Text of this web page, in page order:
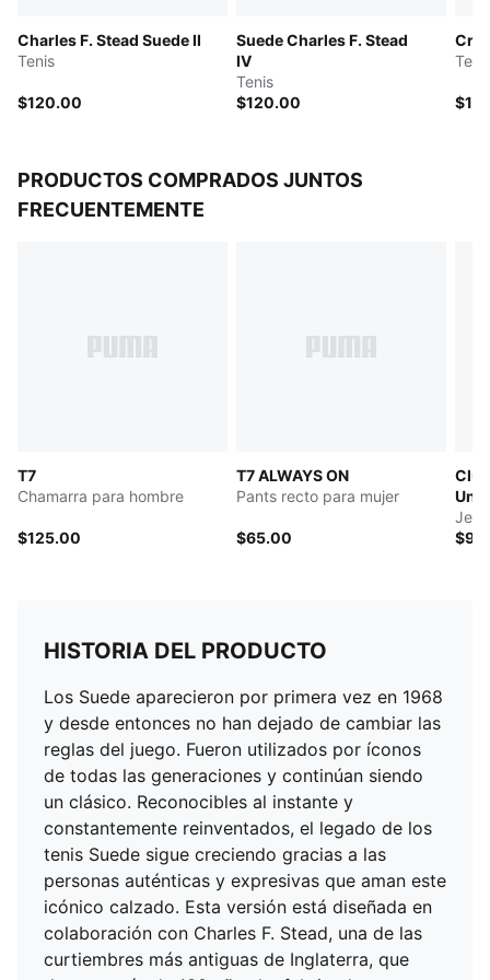
Con cordones
Talón plano
Detalles de la marca PUMA
Charles F. Stead Suede II
Tenis
$120.00
Suede Charles F. Stead
IV
Tenis
$120.00
PRODUCTOS COMPRADOS JUNTOS
FRECUENTEMENTE
T7
Chamarra para hombre
$125.00
T7 ALWAYS ON
Pants recto para mujer
$65.00
HISTORIA DEL PRODUCTO
Los Suede aparecieron por primera vez en 1968
y desde entonces no han dejado de cambiar las
reglas del juego. Fueron utilizados por íconos
de todas las generaciones y continúan siendo
un clásico. Reconocibles al instante y
constantemente reinventados, el legado de los
tenis Suede sigue creciendo gracias a las
personas auténticas y expresivas que aman este
icónico calzado. Esta versión está diseñada en
colaboración con Charles F. Stead, una de las
curtiembres más antiguas de Inglaterra, que